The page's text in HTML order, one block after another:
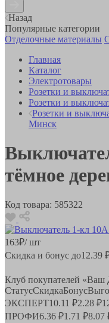
Назад
Популярные категории
Отделочные материалы
Главная
Каталог
Электротовары
Розетки и
Розетки и
Розетки и
Минск
тёмное
Код товара: 585322
163₽/ шт
Скидка и бонус до12.39
Клуб покупателей «Ваш
СтатусСкидкаБонус
ЭКСПЕРТ10.11 ₽2.28 ₽
ПРОФИ6.36 ₽1.71 ₽8.07